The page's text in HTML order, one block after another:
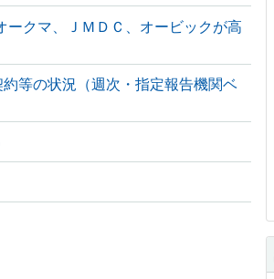
クマ、ＪＭＤＣ、オービックが高
約等の状況（週次・指定報告機関ベ